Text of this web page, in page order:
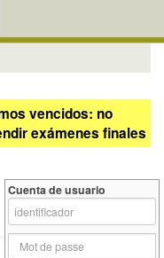
vencidos: no
exámenes finales
Cuenta de usuario